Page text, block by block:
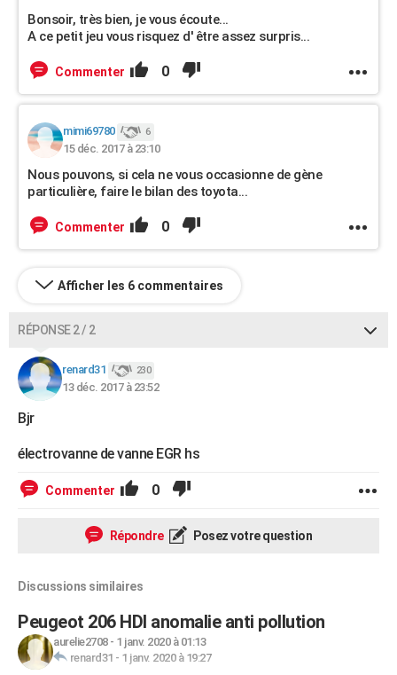
Bonsoir, très bien, je vous écoute...
A ce petit jeu vous risquez d' être assez surpris...
Commenter 0
mimi69780 6
15 déc. 2017 à 23:10
Nous pouvons, si cela ne vous occasionne de gène
particulière, faire le bilan des toyota...
Commenter 0
Afficher les 6 commentaires
RÉPONSE 2 / 2
renard31 230
13 déc. 2017 à 23:52
Bjr
électrovanne de vanne EGR hs
Commenter 0
Répondre Posez votre question
Discussions similaires
Peugeot 206 HDI anomalie anti pollution
aurelie2708- 1 janv. 2020 à 01:13
renard31 - 1 janv. 2020 à 19:27